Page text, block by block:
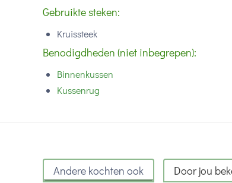
Gebruikte steken:
Kruissteek
Benodigdheden (niet inbegrepen):
Binnenkussen
Kussenrug
Andere kochten ook Door jou